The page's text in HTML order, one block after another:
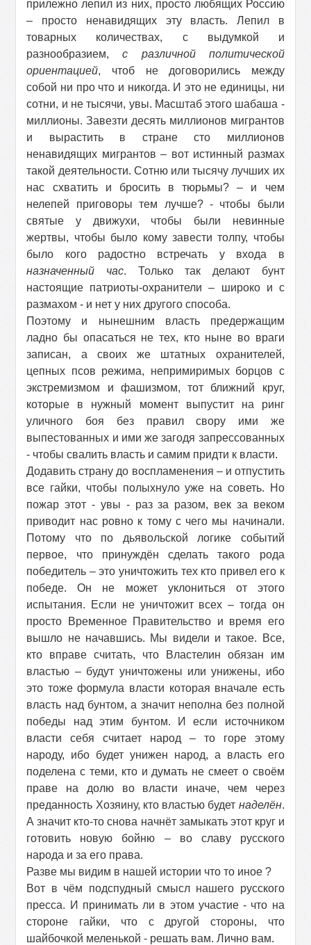
прилежно лепил из них, просто любящих Россию
– просто ненавидящих эту власть. Лепил в
товарных количествах, с выдумкой и
разнообразием,с
различной политической
ориентацией, чтоб не договорились между
собой ни про что и никогда. И это не единицы, ни
сотни, и не тысячи, увы. Масштаб этого шабаша -
миллионы. Завезти десять миллионов мигрантов
и вырастить в стране сто миллионов
ненавидящих мигрантов – вот истинный размах
такой деятельности. Сотню или тысячу лучших их
нас схватить и бросить в тюрьмы? – и чем
нелепей приговоры тем лучше? - чтобы были
святые у движухи, чтобы были невинные
жертвы, чтобы было кому завести толпу, чтобы
было кого радостно встречать у входа в
назначенный час. Только так делают бунт
настоящие патриоты-охранители – широко и с
размахом - и нет у них другого способа.
Поэтому и нынешним власть предержащим
ладно бы опасаться не тех, кто ныне во враги
записан, а своих же штатных охранителей,
цепных псов режима, непримиримых борцов с
экстремизмом и фашизмом, тот ближний круг,
которые в нужный момент выпустит на ринг
уличного боя без правил свору ими же
выпестованных и ими же загодя запрессованных
- чтобы свалить власть и самим придти к власти.
Додавить страну до воспламенения – и отпустить
все гайки, чтобы полыхнуло уже на советь. Но
пожар этот - увы - раз за разом, век за веком
приводит нас ровно к тому с чего мы начинали.
Потому что по дьявольской логике событий
первое, что принуждён сделать такого рода
победитель – это уничтожить тех кто привел его к
победе. Он не может уклониться от этого
испытания. Если не уничтожит всех – тогда он
просто Временное Правительство и время его
вышло не начавшись. Мы видели и такое. Все,
кто вправе считать, что Властелин обязан им
властью – будут уничтожены или унижены, ибо
это тоже формула власти которая вначале есть
власть над бунтом, а значит неполна без полной
победы над этим бунтом. И если источником
власти себя считает народ – то горе этому
народу, ибо будет унижен народ, а власть его
поделена с теми, кто и думать не смеет о своём
праве на долю во власти иначе, чем через
преданность Хозяину, кто властью будет наделён.
А значит кто-то снова начнёт замыкать этот круг и
готовить новую бойню – во славу русского
народа и за его права.
Разве мы видим в нашей истории что то иное ?
Вот в чём подспудный смысл нашего русского
пресса. И принимать ли в этом участие - что на
стороне гайки, что с другой стороны, что
шайбочкой меленькой - решать вам. Лично вам.